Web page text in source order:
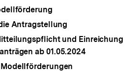
Antragstellung
und Einreichung
ab 01.05.2024